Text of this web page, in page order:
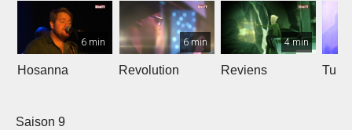
6 min
Hosanna
6 min
Revolution
4 min
Reviens Tu
Saison 9